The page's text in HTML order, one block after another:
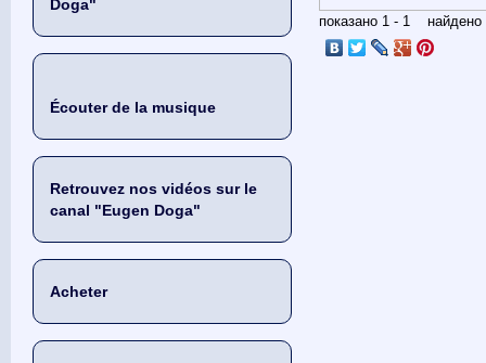
Doga"
Écouter de la musique
Retrouvez nos vidéos sur le
canal "Eugen Doga"
Acheter
показано 1 - 1 найдено